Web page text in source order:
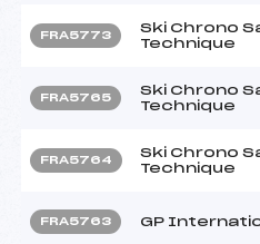
FRA5773
Ski Chrono
Technique
FRA5765
Ski Chrono
Technique
FRA5764
Ski Chrono
Technique
FRA5763 GP